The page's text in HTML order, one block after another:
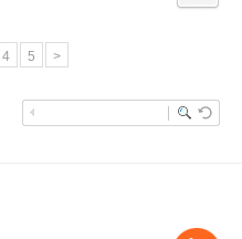
4 5 >